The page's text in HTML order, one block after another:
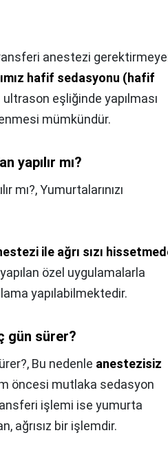
anestezi
hafif sedasyonu (hafif
eşliğinde yapılması
mümkündür.
yapılır mı?
mı?,Yumurtalarınızı
ile ağrı sızı
özel uygulamalarla
yapılabilmektedir.
gün sürer?
Bu nedenle anestezisiz
öncesi mutlaka sedasyon
işlemi ise yumurta
ağrısız bir işlemdir.